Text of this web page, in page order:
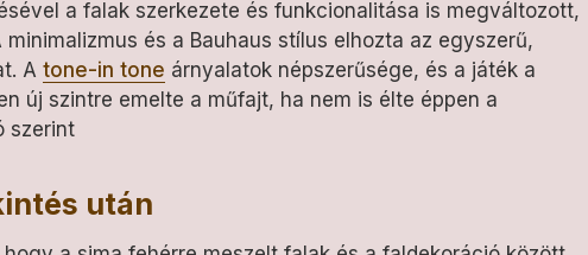
a falak szerkezete és funkcionalitása is megváltozott,
és a Bauhaus stílus elhozta az egyszerű,
A tone-in tone árnyalatok népszerűsége, és a játék a
új szintre emelte a műfajt, ha nem is élte éppen a
szerint
után